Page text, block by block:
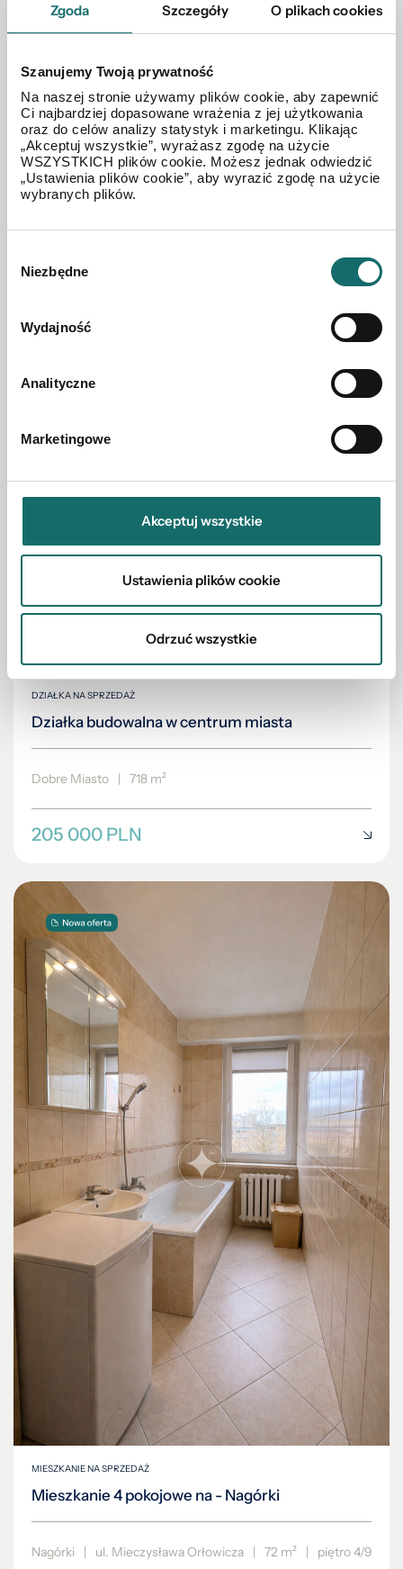
Zgoda Szczegóły O plikach cookies
Szanujemy Twoją prywatność
Na naszej stronie używamy plików cookie, aby zapewnić
Ci najbardziej dopasowane wrażenia z jej użytkowania
oraz do celów analizy statystyk i marketingu. Klikając
„Akceptuj wszystkie”, wyrażasz zgodę na użycie
WSZYSTKICH plików cookie. Możesz jednak odwiedzić
„Ustawienia plików cookie”, aby wyrazić zgodę na użycie
wybranych plików.
zgody
Niezbędne
Wydajność
Analityczne
Marketingowe
Akceptuj wszystkie
Ustawienia plików cookie
Odrzuć wszystkie
DZIAŁKA NA SPRZEDAŻ
Działka budowalna w centrum miasta
Dobre Miasto | 718 m²
205 000 PLN
MIESZKANIE NA SPRZEDAŻ
Mieszkanie 4 pokojowe na - Nagórki
Nagórki | ul. Mieczysława Orłowicza | 72 m² | piętro 4/9